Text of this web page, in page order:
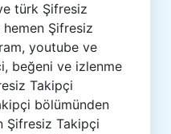
türk Şifresiz
Şifresiz
youtube ve
beğeni ve izlenme
Takipçi
bölümünden
Şifresiz Takipçi